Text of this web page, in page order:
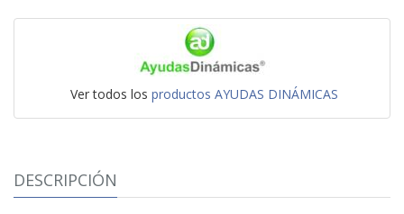
Ver todos los productos AYUDAS DINÁMICAS
DESCRIPCIÓN